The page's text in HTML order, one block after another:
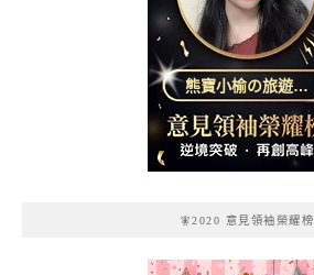
熊寶小榆の旅遊日
記
🧚2020 意見領袖榮耀榜